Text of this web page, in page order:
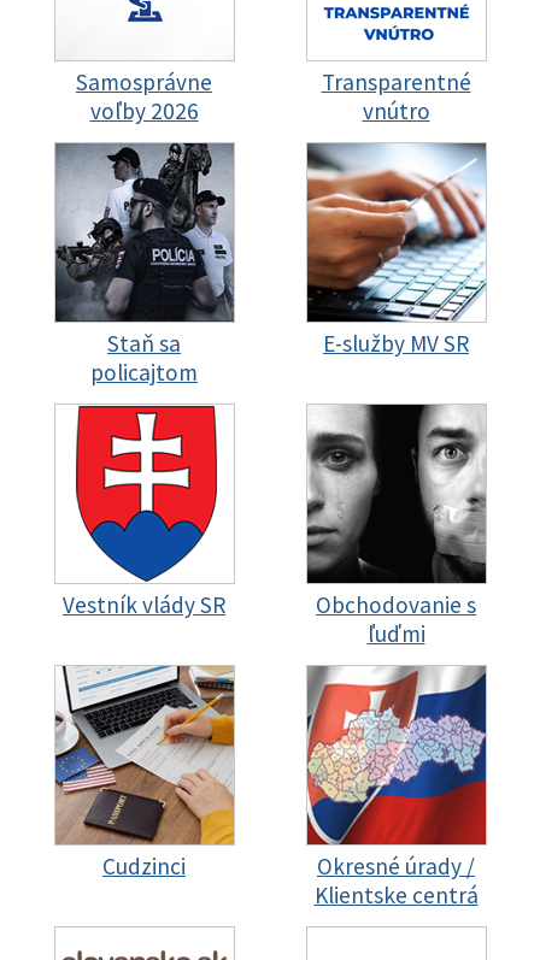
Samosprávne
voľby 2026
Transparentné
vnútro
Staň sa
policajtom
E-služby MV SR
Vestník vlády SR
Obchodovanie s
ľuďmi
Cudzinci
Okresné úrady /
Klientske centrá